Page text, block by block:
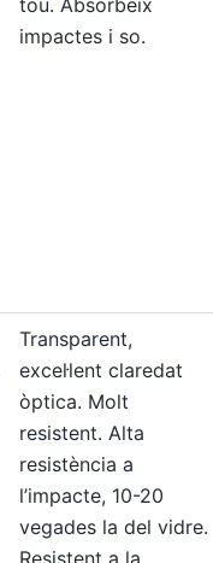
impactes i so.
Transparent,
excel·lent claredat
òptica. Molt
resistent. Alta
resistència a
l’impacte, 10-20
vegades la del vidre.
Resistent a la